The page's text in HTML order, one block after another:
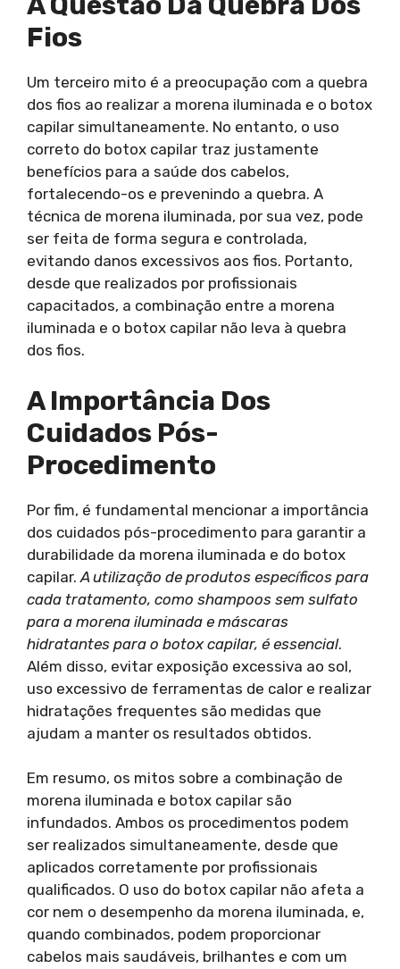
Fios
Um terceiro mito é a preocupação com a quebra
dos fios ao realizar a morena iluminada e o botox
capilar simultaneamente. No entanto, o uso
correto do botox capilar traz justamente
benefícios para a saúde dos cabelos,
fortalecendo-os e prevenindo a quebra. A
técnica de morena iluminada, por sua vez, pode
ser feita de forma segura e controlada,
evitando danos excessivos aos fios. Portanto,
desde que realizados por profissionais
capacitados, a combinação entre a morena
iluminada e o botox capilar não leva à quebra
dos fios.
A Importância Dos
Cuidados Pós-
Procedimento
Por fim, é fundamental mencionar a importância
dos cuidados pós-procedimento para garantir a
durabilidade da morena iluminada e do botox
capilar. A utilização de produtos específicos para
cada tratamento, como shampoos sem sulfato
para a morena iluminada e máscaras
hidratantes para o botox capilar, é essencial.
Além disso, evitar exposição excessiva ao sol,
uso excessivo de ferramentas de calor e realizar
hidratações frequentes são medidas que
ajudam a manter os resultados obtidos.
Em resumo, os mitos sobre a combinação de
morena iluminada e botox capilar são
infundados. Ambos os procedimentos podem
ser realizados simultaneamente, desde que
aplicados corretamente por profissionais
qualificados. O uso do botox capilar não afeta a
cor nem o desempenho da morena iluminada, e,
quando combinados, podem proporcionar
cabelos mais saudáveis, brilhantes e com um